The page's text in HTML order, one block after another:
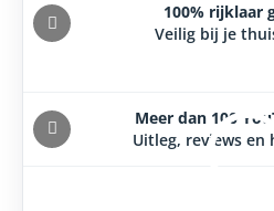
100% rijklaar
Veilig bij je
Meer dan 100
Uitleg, reviews en